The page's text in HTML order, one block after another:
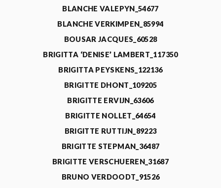
BLANCHE VALEPYN_54677
BLANCHE VERKIMPEN_85994
BOUSAR JACQUES_60528
BRIGITTA ‘DENISE’ LAMBERT_117350
BRIGITTA PEYSKENS_122136
BRIGITTE DHONT_109205
BRIGITTE ERVIJN_63606
BRIGITTE NOLLET_64654
BRIGITTE RUTTIJN_89223
BRIGITTE STEPMAN_36487
BRIGITTE VERSCHUEREN_31687
BRUNO VERDOODT_91526